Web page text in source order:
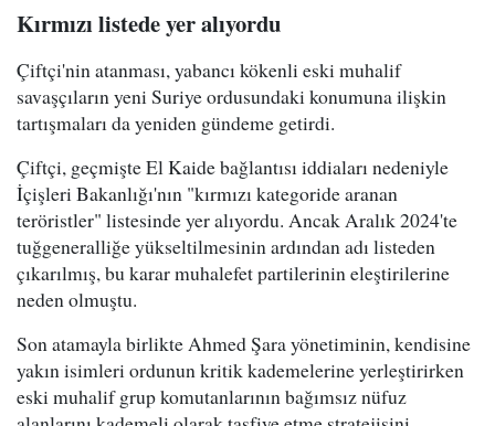
Kırmızı listede yer alıyordu
Çiftçi'nin atanması, yabancı kökenli eski muhalif
savaşçıların yeni Suriye ordusundaki konumuna ilişkin
tartışmaları da yeniden gündeme getirdi.
Çiftçi, geçmişte El Kaide bağlantısı iddiaları nedeniyle
İçişleri Bakanlığı'nın "kırmızı kategoride aranan
teröristler" listesinde yer alıyordu. Ancak Aralık 2024'te
tuğgeneralliğe yükseltilmesinin ardından adı listeden
çıkarılmış, bu karar muhalefet partilerinin eleştirilerine
neden olmuştu.
Son atamayla birlikte Ahmed Şara yönetiminin, kendisine
yakın isimleri ordunun kritik kademelerine yerleştirirken
eski muhalif grup komutanlarının bağımsız nüfuz